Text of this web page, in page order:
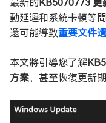
最新的KB5070773 更
動延遲和系統卡頓等
還可能導致重要文件
本文將引導您了解
方案，甚至恢復更新